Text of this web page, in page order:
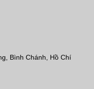
Bình Chánh, Hồ Chí